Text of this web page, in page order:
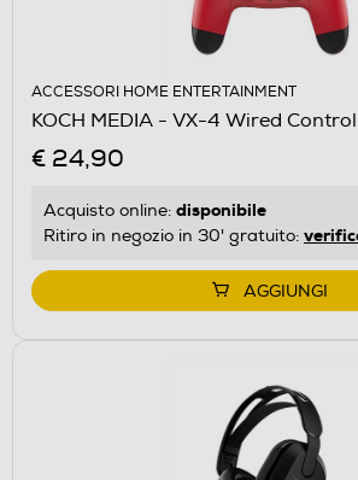
ACCESSORI HOME ENTERTAINMENT
KOCH MEDIA - VX-4 Wired
€ 24,90
Acquisto online: disponibile
Ritiro in negozio in 30' gratuito:
AGGIUNGI